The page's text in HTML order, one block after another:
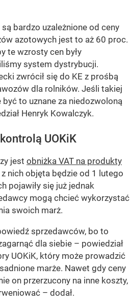
bardzo uzależnione od ceny
azotowych jest to aż 60 proc.
te wzrosty cen były
system dystrybucji.
zwrócił się do KE z prośbą
dla rolników. Jeśli takiej
to uznane za niedozwoloną
Henryk Kowalczyk.
UOKiK
jest obniżka VAT na produkty
nich objęta będzie od 1 lutego
pojawiły się już jednak
mogą chcieć wykorzystać
swoich marż.
sprzedawców, bo to
dla siebie – powiedział
UOKiK, który może prowadzić
marże. Nawet gdy ceny
on przerzucony na inne koszty,
– dodał.